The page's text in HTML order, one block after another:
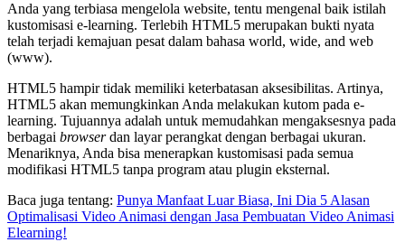
Anda yang terbiasa mengelola website, tentu mengenal baik istilah
kustomisasi e-learning. Terlebih HTML5 merupakan bukti nyata
telah terjadi kemajuan pesat dalam bahasa world, wide, and web
(www).
HTML5 hampir tidak memiliki keterbatasan aksesibilitas. Artinya,
HTML5 akan memungkinkan Anda melakukan kutom pada e-
learning. Tujuannya adalah untuk memudahkan mengaksesnya pada
berbagai browserdan layar perangkat dengan berbagai ukuran.
Menariknya, Anda bisa menerapkan kustomisasi pada semua
modifikasi HTML5 tanpa program atau plugin eksternal.
Baca juga tentang: Punya Manfaat Luar Biasa, Ini Dia 5 Alasan
Optimalisasi Video Animasi dengan Jasa Pembuatan Video Animasi
Elearning!